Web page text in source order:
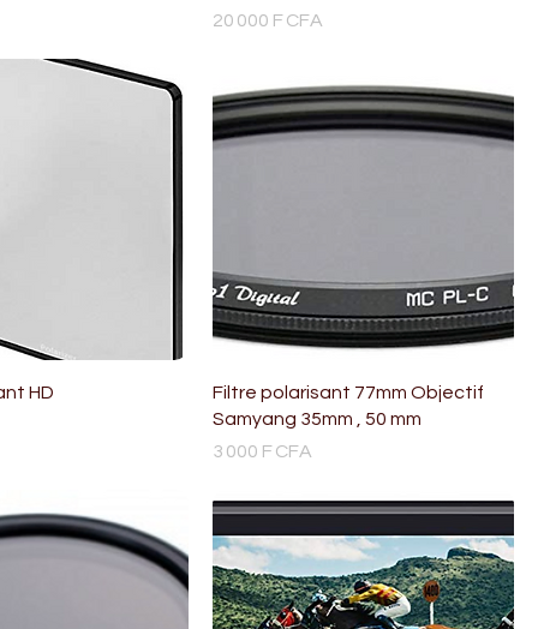
Prix
20 000 F CFA
HD
Filtre polarisant 77mm Objectif
Samyang 35mm , 50 mm
Prix
3 000 F CFA